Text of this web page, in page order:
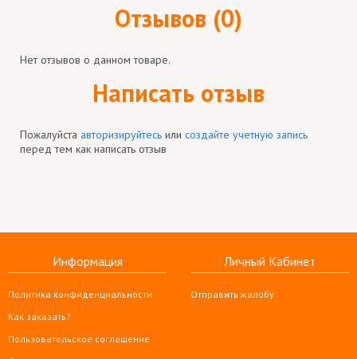
Отзывов (0)
Нет отзывов о данном товаре.
Написать отзыв
Пожалуйста авторизируйтесь или создайте учетную запись
перед тем как написать отзыв
Информация
Политика конфиденциальности
Как заказать?
Пользовательское соглашение
Личный Кабинет
Отправить жалобу